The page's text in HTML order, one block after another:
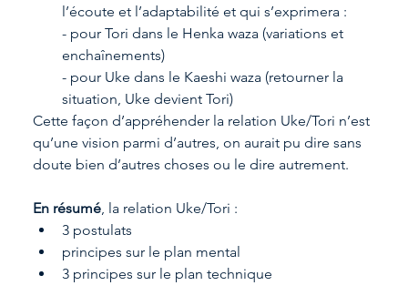
l’écoute et l’adaptabilité et qui s’exprimera :
- pour Tori dans le Henka waza (variations et
enchaînements)
- pour Uke dans le Kaeshi waza (retourner la
situation, Uke devient Tori)
Cette façon d’appréhender la relation Uke/Tori n’est
qu’une vision parmi d’autres, on aurait pu dire sans
doute bien d’autres choses ou le dire autrement.
En résumé, la relation Uke/Tori :
3 postulats
principes sur le plan mental
3 principes sur le plan technique